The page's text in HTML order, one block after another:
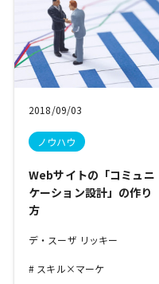
2018/09/03
ノウハウ
Webサイトの「コミュニ
ケーション設計」の作り
方
デ・スーザ リッキー
スキル×マーケ